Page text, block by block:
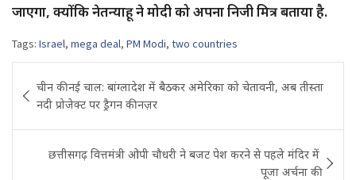
जाएगा, क्योंकि नेतन्याहू ने मोदी को अपना निजी मित्र बताया है.
Tags: Israel, mega deal, PM Modi, two countries
navigation
चीन की नई चाल: बांग्लादेश में बैठकर अमेरिका को चेतावनी, अब तीस्ता
नदी प्रोजेक्ट पर ड्रैगन की नज़र
छत्तीसगढ़ वित्तमंत्री ओपी चौधरी ने बजट पेश करने से पहले मंदिर में
पूजा अर्चना की